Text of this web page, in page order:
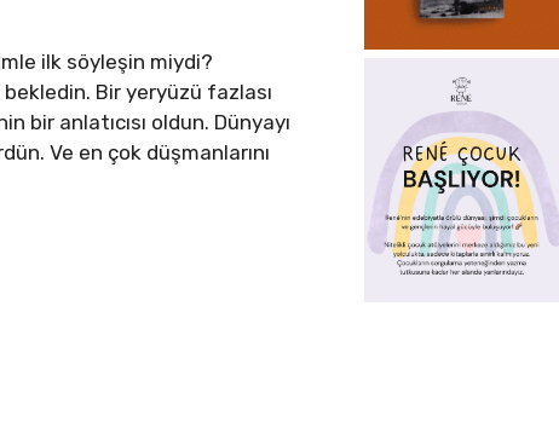
ilk söyleşin miydi?
Bir yeryüzü fazlası
anlatıcısı oldun. Dünyayı
Ve en çok düşmanlarını